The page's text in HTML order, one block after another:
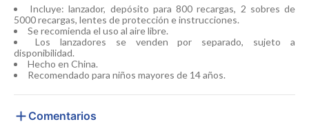
Incluye: lanzador, depósito para 800 recargas, 2 sobres de
5000 recargas, lentes de protección e instrucciones.
Se recomienda el uso al aire libre.
Los lanzadores se venden por separado, sujeto a
disponibilidad.
Hecho en China.
Recomendado para niños mayores de 14 años.
Comentarios